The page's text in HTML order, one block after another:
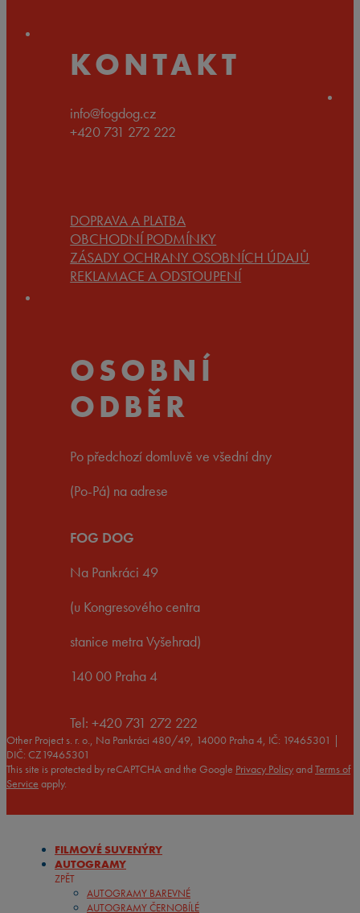
KONTAKT
info@fogdog.cz
+420 731 272 222
DOPRAVA A PLATBA
OBCHODNÍ PODMÍNKY
ZÁSADY OCHRANY OSOBNÍCH ÚDAJŮ
REKLAMACE A ODSTOUPENÍ
OSOBNÍ
ODBĚR
Po předchozí domluvě ve všední dny
(Po-Pá) na adrese
FOG DOG
Na Pankráci 49
(u Kongresového centra
stanice metra Vyšehrad)
140 00 Praha 4
Tel: +420 731 272 222
Other Project s. r. o., Na Pankráci 480/49, 14000 Praha 4, IČ: 19465301 |
DIČ: CZ19465301
This site is protected by reCAPTCHA and the Google Privacy PolicyandTerms of
Service apply.
FILMOVÉ SUVENÝRY
AUTOGRAMY
ZPĚT
AUTOGRAMY BAREVNÉ
AUTOGRAMY ČERNOBÍLÉ